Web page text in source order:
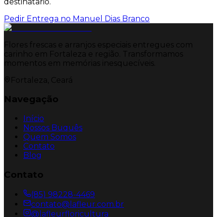
Pedir Entrega no Manuel Dias Branco
Flores frescas e arranjos especiais entregues com
carinho em Fortaleza e região. Transformamos
momentos em memórias inesquecíveis.
Fortaleza, Ceará
Navegação
Início
Nossos Buquês
Quem Somos
Contato
Blog
Contato
(85) 98228-4469
contato@lafleur.com.br
@lafleurfloricultura